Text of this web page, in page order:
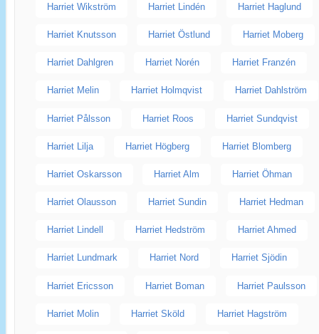
Harriet Wikström Harriet Lindén Harriet Haglund
Harriet Knutsson Harriet Östlund Harriet Moberg
Harriet Dahlgren Harriet Norén Harriet Franzén
Harriet Melin Harriet Holmqvist Harriet Dahlström
Harriet Pålsson Harriet Roos Harriet Sundqvist
Harriet Lilja Harriet Högberg Harriet Blomberg
Harriet Oskarsson Harriet Alm Harriet Öhman
Harriet Olausson Harriet Sundin Harriet Hedman
Harriet Lindell Harriet Hedström Harriet Ahmed
Harriet Lundmark Harriet Nord Harriet Sjödin
Harriet Ericsson Harriet Boman Harriet Paulsson
Harriet Molin Harriet Sköld Harriet Hagström